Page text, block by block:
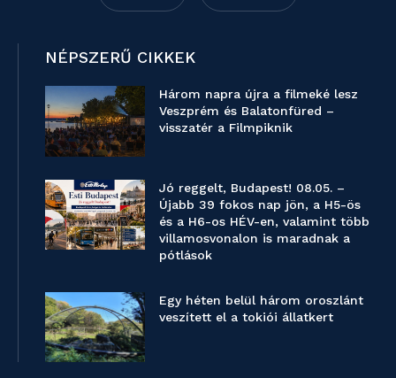
NÉPSZERŰ CIKKEK
Három napra újra a filmeké lesz
Veszprém és Balatonfüred –
visszatér a Filmpiknik
Jó reggelt, Budapest! 08.05. –
Újabb 39 fokos nap jön, a H5-ös
és a H6-os HÉV-en, valamint több
villamosvonalon is maradnak a
pótlások
Egy héten belül három oroszlánt
veszített el a tokiói állatkert